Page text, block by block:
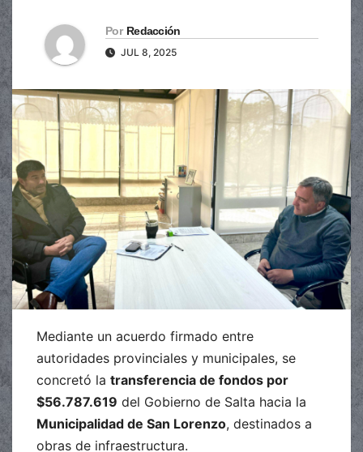
Por Redacción
JUL 8, 2025
Mediante un acuerdo firmado entre
autoridades provinciales y municipales, se
concretó la transferencia de fondos por
$56.787.619 del Gobierno de Salta hacia la
Municipalidad de San Lorenzo, destinados a
obras de infraestructura.